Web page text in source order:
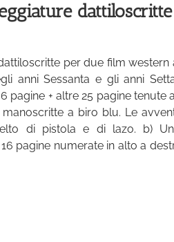
dattiloscritte
per due film western
anni Sessanta e gli anni
pagine + altre 25 pagine tenute
a biro blu. Le
di pistola e di lazo. b)
pagine numerate in alto a